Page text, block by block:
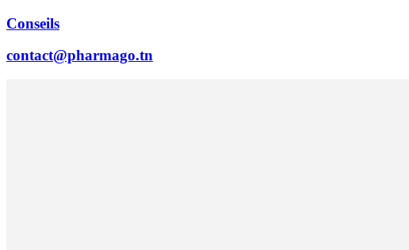
Conseils
contact@pharmago.tn